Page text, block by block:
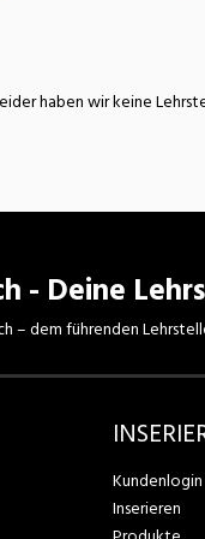
haben wir keine
- Deine
– dem führenden
Kundenlogin
Inserieren